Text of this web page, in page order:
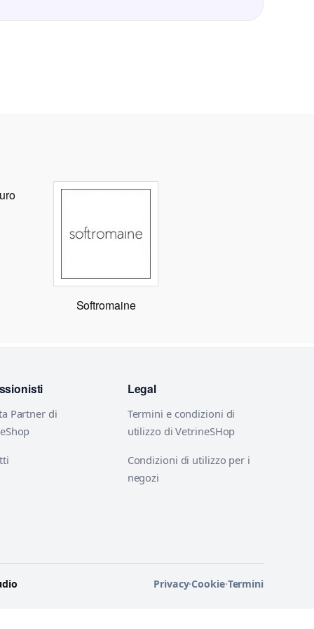
Softromaine
Partner di
Legal
Termini e condizioni di
utilizzo di VetrineSHop
Condizioni di utilizzo per i
negozi
Privacy·Cookie·Termini